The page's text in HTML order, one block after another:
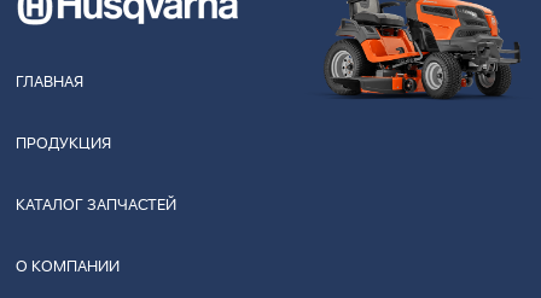
ГЛАВНАЯ
ПРОДУКЦИЯ
КАТАЛОГ ЗАПЧАСТЕЙ
О КОМПАНИИ